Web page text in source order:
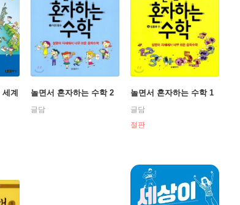
계
놀면서 혼자하는 수학 2
글담
놀면서 혼자하는 수학 1
글담
절판